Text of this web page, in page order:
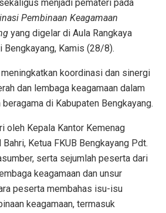
menjadi pemateri pada
Pembinaan Keagamaan
yang digelar di Aula Rangkaya
Bengkayang, Kamis (28/8).
koordinasi dan sinergi
dan lembaga keagamaan dalam
di Kabupaten Bengkayang.
oleh Kepala Kantor Kemenag
Ketua FKUB Bengkayang Pdt.
serta sejumlah peserta dari
keagamaan dan unsur
peserta membahas isu-isu
keagamaan, termasuk